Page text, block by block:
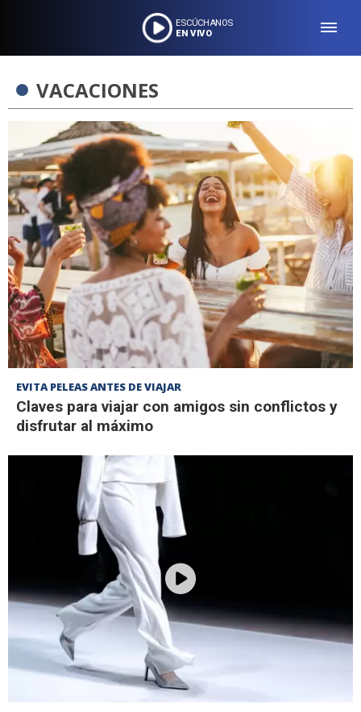
ESCÚCHANOS
EN VIVO
VACACIONES
EVITA PELEAS ANTES DE VIAJAR
Claves para viajar con amigos sin conflictos y
disfrutar al máximo